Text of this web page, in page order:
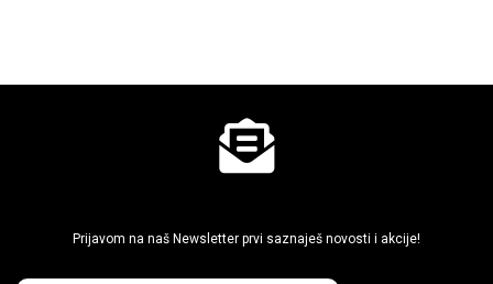
Prijavom na naš Newsletter prvi saznaješ novosti i akcije!